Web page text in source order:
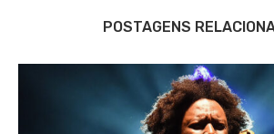
POSTAGENS